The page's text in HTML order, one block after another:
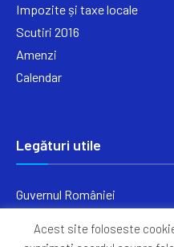
Impozite și taxe locale
Scutiri 2016
Amenzi
Calendar
Legături utile
Guvernul României
Acest site foloseste